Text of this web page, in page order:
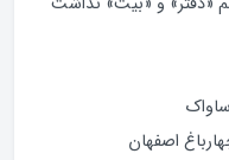
اصفهان